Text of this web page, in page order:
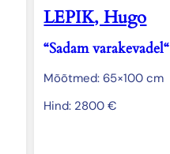
LEPIK, Hugo
“Sadam varakevadel“
Mõõtmed: 65×100 cm
Hind: 2800€